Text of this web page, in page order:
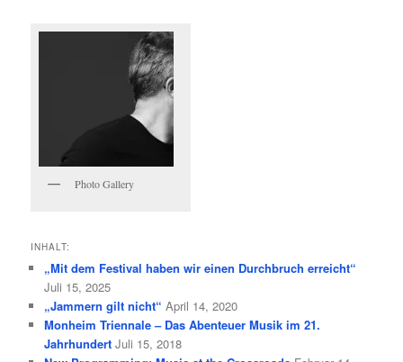
Photo Gallery
INHALT:
„Mit dem Festival haben wir einen Durchbruch erreicht“
Juli 15, 2025
„Jammern gilt nicht“ April 14, 2020
Monheim Triennale – Das Abenteuer Musik im 21.
Jahrhundert Juli 15, 2018